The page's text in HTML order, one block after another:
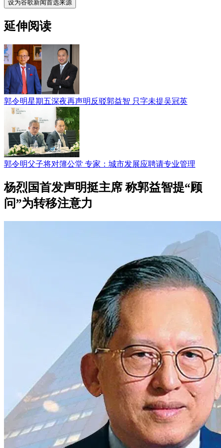
设为谷歌新闻首选来源
延伸阅读
郭令明星期五深夜再声明反驳郭益智 只字未提吴冠英
郭令明父子将对簿公堂 专家：城市发展应聘请专业管理
杨烈国​首发声明挺主席 称郭益智​提“顾
问”为转移注意​力